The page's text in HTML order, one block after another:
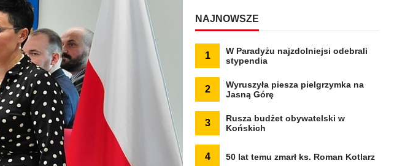
NAJNOWSZE
1
W Paradyżu najzdolniejsi odebrali
stypendia
2
Wyruszyła piesza pielgrzymka na
Jasną Górę
3
Rusza budżet obywatelski w
Końskich
4 50 lat temu zmarł ks. Roman Kotlarz